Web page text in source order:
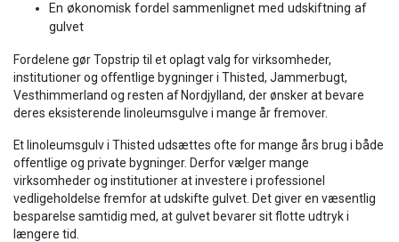
En økonomisk fordel sammenlignet med udskiftning af
gulvet
Fordelene gør Topstrip til et oplagt valg for virksomheder,
institutioner og offentlige bygninger i Thisted, Jammerbugt,
Vesthimmerland og resten af Nordjylland, der ønsker at bevare
deres eksisterende linoleumsgulve i mange år fremover.
Et linoleumsgulv i Thisted udsættes ofte for mange års brug i både
offentlige og private bygninger. Derfor vælger mange
virksomheder og institutioner at investere i professionel
vedligeholdelse fremfor at udskifte gulvet. Det giver en væsentlig
besparelse samtidig med, at gulvet bevarer sit flotte udtryk i
længere tid.